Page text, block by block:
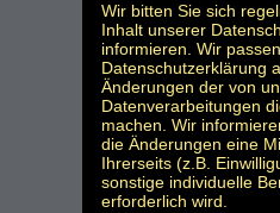
Wir bitten Sie sich
Inhalt unserer
informieren. Wir
Datenschutzerklärung
Änderungen der von
Datenverarbeitungen
machen. Wir
die Änderungen eine
Ihrerseits (z.B.
sonstige individuelle
erforderlich wird.